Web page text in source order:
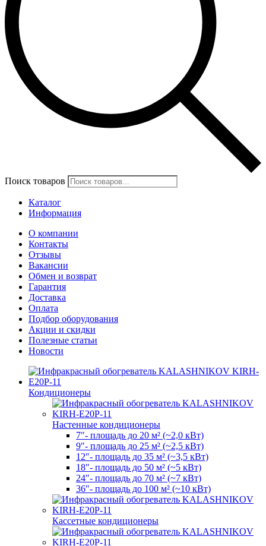
Поиск товаров
Каталог
Информация
О компании
Контакты
Отзывы
Вакансии
Обмен и возврат
Гарантия
Доставка
Оплата
Подбор оборудования
Акции и скидки
Полезные статьи
Новости
Кондиционеры
Настенные кондиционеры
7″- площадь до 20 м² (~2,0 кВт)
9″- площадь до 25 м² (~2,5 кВт)
12″- площадь до 35 м² (~3,5 кВт)
18″- площадь до 50 м² (~5 кВт)
24″- площадь до 70 м² (~7 кВт)
36″- площадь до 100 м² (~10 кВт)
Кассетные кондиционеры